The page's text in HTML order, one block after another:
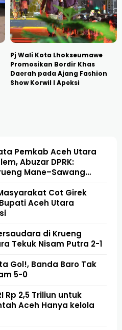
Pj Wali Kota Lhokseumawe
Promosikan Bordir Khas
Daerah pada Ajang Fashion
Show Korwil I Apeksi
Pemkab Aceh Utara
Abuzar DPRK:
Mane–Sawang
Cot Girek
Aceh Utara
di Krueng
Tekuk Nisam Putra 2-1
Gol!, Banda Baro Tak
5-0
Rp 2,5 Triliun untuk
Aceh Hanya kelola